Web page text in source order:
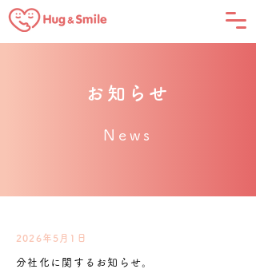
お知らせ
News
2026年5月1日
分社化に関するお知らせ。